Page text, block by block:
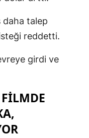
daha talep
reddetti.
girdi ve